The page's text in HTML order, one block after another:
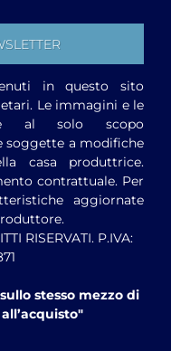
in questo sito
Le immagini e le
al solo scopo
soggette a modifiche
casa produttrice.
contrattuale. Per
aggiornate
RISERVATI. P.IVA:
stesso mezzo di